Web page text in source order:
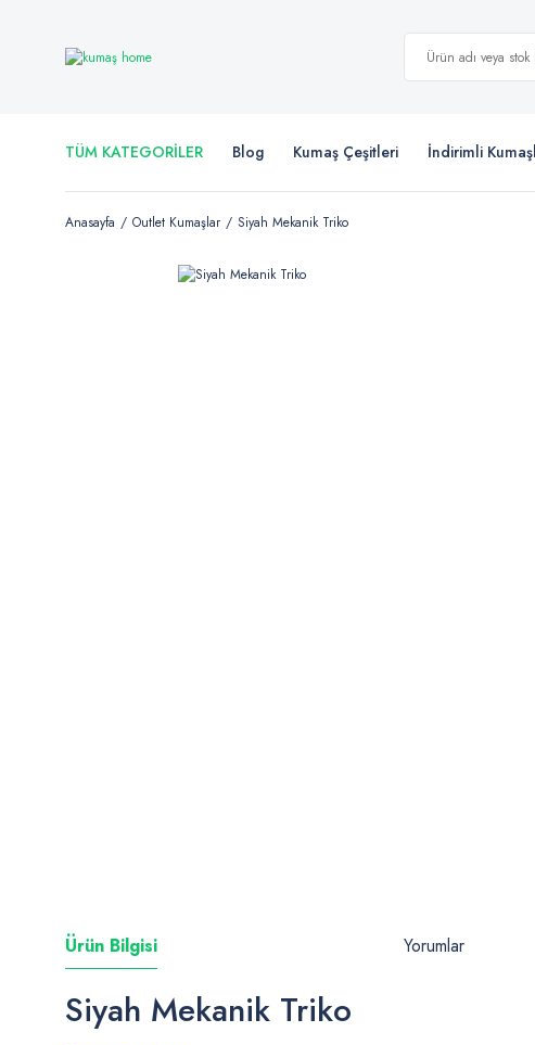
TÜM KATEGORİLER Blog Kumaş Çeşitleri İndirimli
Anasayfa Outlet Kumaşlar Siyah Mekanik Triko
Ürün Bilgisi Yorumlar
Siyah Mekanik Triko